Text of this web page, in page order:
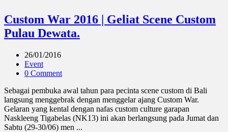
Custom War 2016 | Geliat Scene Custom
Pulau Dewata.
26/01/2016
Event
0 Comment
Sebagai pembuka awal tahun para pecinta scene custom di Bali
langsung menggebrak dengan menggelar ajang Custom War.
Gelaran yang kental dengan nafas custom culture garapan
Naskleeng Tigabelas (NK13) ini akan berlangsung pada Jumat dan
Sabtu (29-30/06) men ...